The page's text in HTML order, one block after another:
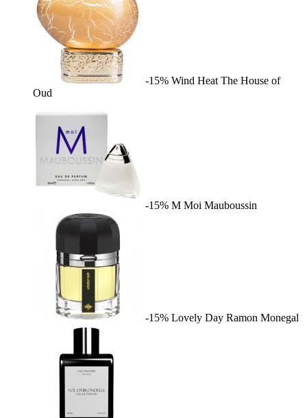
-15% Wind Heat The House of
Oud
-15% M Moi Mauboussin
-15% Lovely Day Ramon Monegal